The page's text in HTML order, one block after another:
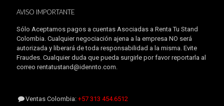
AVISO IMPORTANTE
Sólo Aceptamos pagos a cuentas Asociadas a Renta Tu Stand
Colombia. Cualquier negociación ajena a la empresa NO será
autorizada y liberará de toda responsabilidad a la misma. Evite
Fraudes. Cualquier duda que pueda surgirle por favor reportarla al
correo rentatustand@idennto.com.
Ventas Colombia:+57 313 454.6512